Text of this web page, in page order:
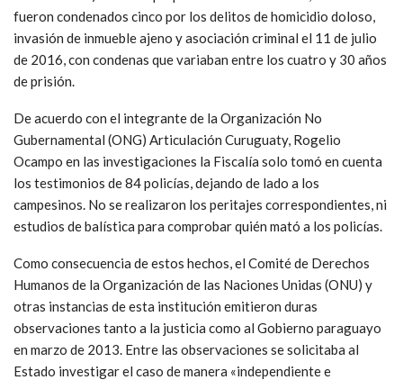
fueron condenados cinco por los delitos de homicidio doloso,
invasión de inmueble ajeno y asociación criminal el 11 de julio
de 2016, con condenas que variaban entre los cuatro y 30 años
de prisión.
De acuerdo con el integrante de la Organización No
Gubernamental (ONG) Articulación Curuguaty, Rogelio
Ocampo en las investigaciones la Fiscalía solo tomó en cuenta
los testimonios de 84 policías, dejando de lado a los
campesinos. No se realizaron los peritajes correspondientes, ni
estudios de balística para comprobar quién mató a los policías.
Como consecuencia de estos hechos, el Comité de Derechos
Humanos de la Organización de las Naciones Unidas (ONU) y
otras instancias de esta institución emitieron duras
observaciones tanto a la justicia como al Gobierno paraguayo
en marzo de 2013. Entre las observaciones se solicitaba al
Estado investigar el caso de manera «independiente e